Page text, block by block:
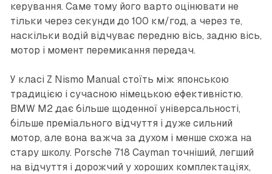
керування. Саме тому його варто оцінювати не
тільки через секунди до 100 км/год, а через те,
наскільки водій відчуває передню вісь, задню вісь,
мотор і момент перемикання передач.
У класі Z Nismo Manual стоїть між японською
традицією і сучасною німецькою ефективністю.
BMW M2 дає більше щоденної універсальності,
більше преміального відчуття і дуже сильний
мотор, але вона важча за духом і менше схожа на
стару школу. Porsche 718 Cayman точніший, легший
на відчуття і дорожчий у хороших комплектаціях,